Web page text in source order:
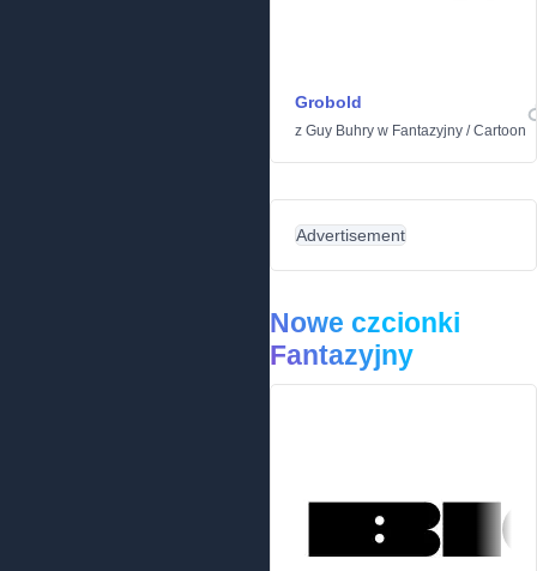
Grobold
z Guy Buhry w Fantazyjny /Cartoon
Advertisement
Nowe czcionki
Fantazyjny